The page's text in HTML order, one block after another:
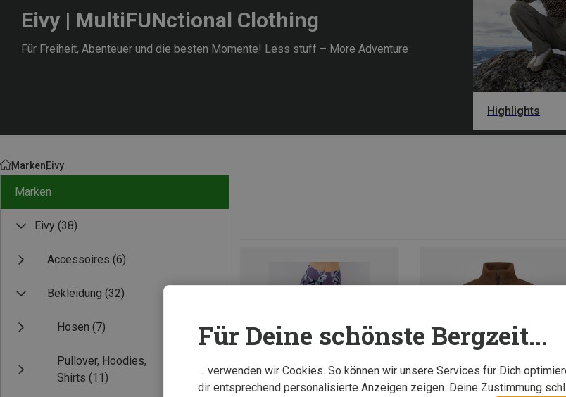
Eivy | MultiFUNctional Clothing
Für Freiheit, Abenteuer und die besten Momente! Less stuff – More Adventure
Highlights
MarkenEivy
Marken
Eivy (38)
Accessoires (6)
Bekleidung (32)
Hosen (7)
Pullover, Hoodies,
Shirts (11)
Für Deine schönste Bergzeit...
… verwenden wir Cookies. So können wir unsere Services für Dich
dir entsprechend personalisierte Anzeigen zeigen. Deine Zustimmung